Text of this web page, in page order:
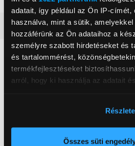
adatait, így például az Ön IP-címét,
használva, mint a sütik,
hozzáférünk az Ön adataihoz a
személyre szabott hirdetéseket és
és tartalommérést,
termékfejlesztéseket
arról, hogy ki használja az adatait
elhelyezkedéséről pár méteres
Az Ön készülékén
Összes süti
Részletes ismertető
Neked